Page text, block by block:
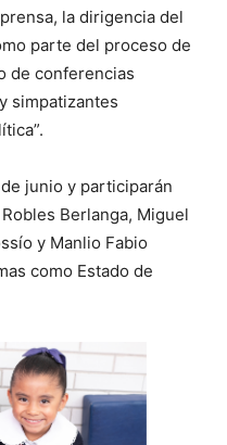
la dirigencia del
parte del proceso de
de conferencias
simpatizantes
junio y participarán
Berlanga, Miguel
y Manlio Fabio
como Estado de